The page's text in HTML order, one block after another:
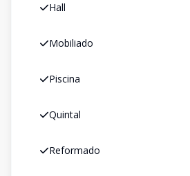
Hall
Mobiliado
Piscina
Quintal
Reformado